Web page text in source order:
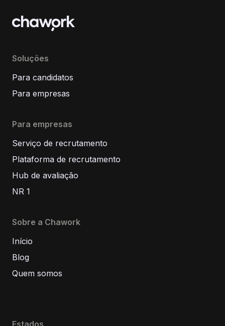
Soluções
Para candidatos
Para empresas
Para empresas
Serviço de recrutamento
Plataforma de recrutamento
Hub de avaliação
NR 1
Sobre a Chawork
Início
Blog
Quem somos